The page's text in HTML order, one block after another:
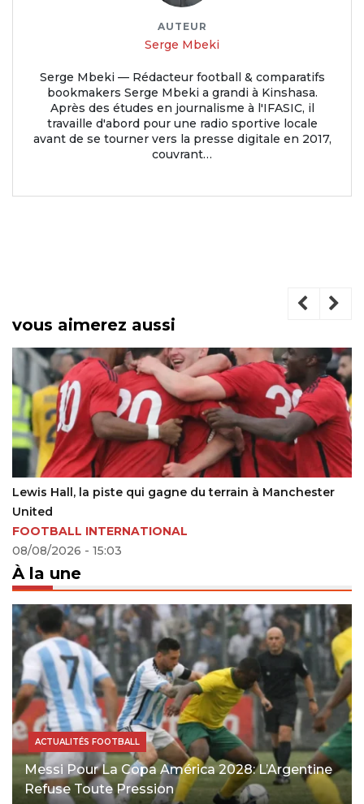
AUTEUR
Serge Mbeki
Serge Mbeki — Rédacteur football & comparatifs
bookmakers Serge Mbeki a grandi à Kinshasa.
Après des études en journalisme à l'IFASIC, il
travaille d'abord pour une radio sportive locale
avant de se tourner vers la presse digitale en 2017,
couvrant…
vous aimerez aussi
La Coupe du Monde 2026 révèle le coût caché du talent
africain exporté
COUPE DU MONDE
22/06/2026 - 19:17
À la une
ACTUALITÉS FOOTBALL
Messi Pour La Copa América 2028: L’Argentine
Refuse Toute Pression